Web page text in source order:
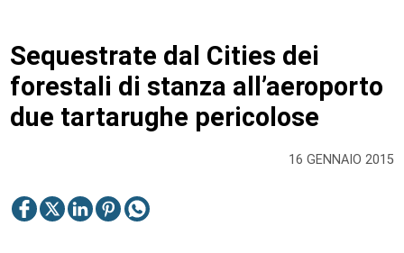
16 GENNAIO 2015
Sequestrate dal Cities dei
forestali di stanza all’aeroporto
due tartarughe pericolose